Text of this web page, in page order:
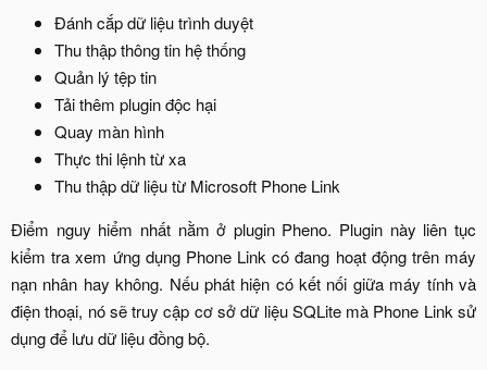
Đánh cắp dữ liệu trình duyệt​
Thu thập thông tin hệ thống​
Quản lý tệp tin​
Tải thêm plugin độc hại​
Quay màn hình​
Thực thi lệnh từ xa​
Thu thập dữ liệu từ Microsoft Phone Link​
Điểm nguy hiểm nhất nằm ở plugin Pheno. Plugin này liên tục
kiểm tra xem ứng dụng Phone Link có đang hoạt động trên máy
nạn nhân hay không. Nếu phát hiện có kết nối giữa máy tính và
điện thoại, nó sẽ truy cập cơ sở dữ liệu SQLite mà Phone Link sử
dụng để lưu dữ liệu đồng bộ.